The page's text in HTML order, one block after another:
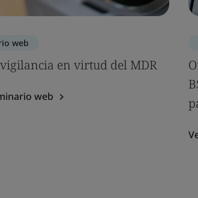
web
vigilancia en virtud del MDR
web